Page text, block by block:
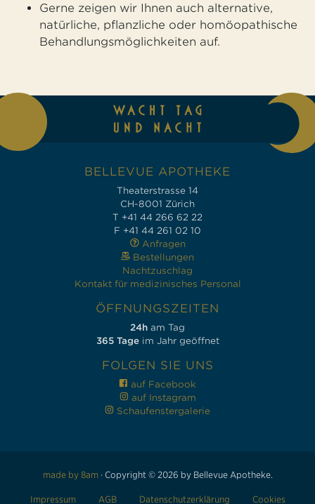
Gerne zeigen wir Ihnen auch alternative,
natürliche, pflanzliche oder homöopathische
Behandlungsmöglichkeiten auf.
BELLEVUE APOTHEKE
Theaterstrasse 14
CH-8001 Zürich
T +41 44 266 62 22
F +41 44 261 02 10
Anfragen
Bestellungen
Nachtzuschlag
Kontakt für medizinisches Personal
ÖFFNUNGSZEITEN
24h am Tag
365 Tageim Jahr geöffnet
FOLGEN SIE UNS
auf Facebook
auf Instagram
Schaufenstergalerie
made by 8am· Copyright © 2026 by Bellevue Apotheke.
Impressum AGB Datenschutzerklärung Cookies